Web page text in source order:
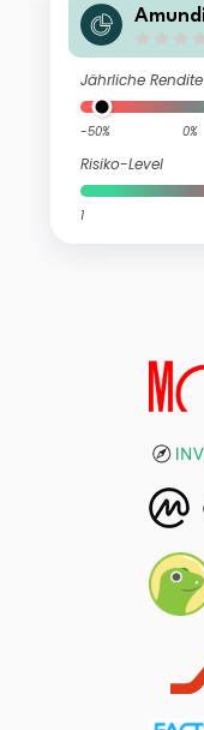
Jährliche Rendite
-50% 0%
Risiko-Level
1